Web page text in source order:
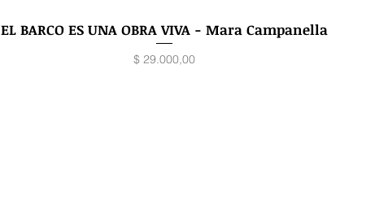
Vista rápida
EL BARCO ES UNA OBRA VIVA - Mara Campanella
Precio
$ 29.000,00